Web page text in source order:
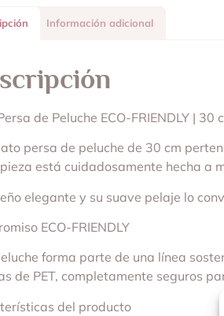
Información adicional
de Peluche ECO-FRIENDLY | 30
persa de peluche de 30 cm
está cuidadosamente hecha a
elegante y su suave pelaje lo
ECO-FRIENDLY
forma parte de una línea
de PET, completamente seguros
del producto